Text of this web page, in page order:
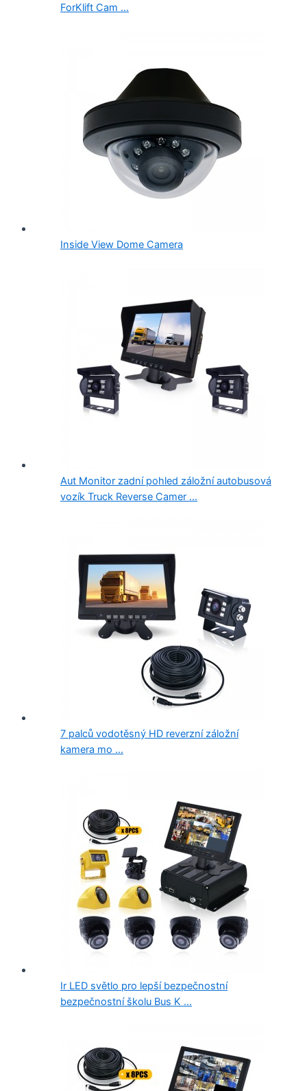
ForKlift Cam ...
Inside View Dome Camera
Aut Monitor zadní pohled záložní autobusová
vozík Truck Reverse Camer ...
7 palců vodotěsný HD reverzní záložní
kamera mo ...
Ir LED světlo pro lepší bezpečnostní
bezpečnostní školu Bus K ...